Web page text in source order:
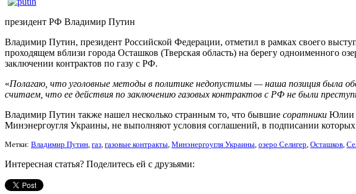
президент РФ Владимир Путин
Владимир Путин, президент Российской Федерации, отметил в рамках своего
проходящем вблизи города Осташков (Тверская область) на берегу одноименного
заключении контрактов по газу с РФ.
«Полагаю, что уголовные методы в политике недопустимы — наша позиция была
считаем, что ее действия по заключению газовых контрактов с РФ не были
Владимир Путин также нашел несколько странным то, что бывшие соратники Юлии
Минэнергоугля Украины, не выполняют условия соглашений, в подписании
Метки: Владимир Путин, газ, газовые контракты, Минэнергоугля Украины, озеро Селигер, Осташков,
Интересная статья? Поделитесь ей с друзьями: